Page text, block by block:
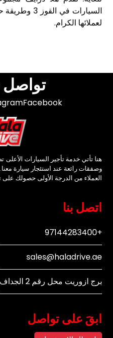
السيارات في
لعملائها الكرام.
تواصل
Facebook
هنا تأتي خدمة تأجير السيارات
وصفقات رائعة عند استئجار سيارة
العملاء من الدرجة الأولى حصولك على
اتصل بنا
+97144283400
sales@haladrive.ae
برج ازوريت محل رقم 2 الجداف
ابقَ على تواصل